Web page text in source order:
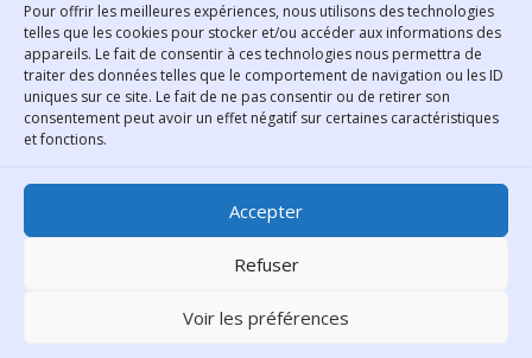
Pour offrir les meilleures expériences, nous utilisons des technologies
telles que les cookies pour stocker et/ou accéder aux informations des
appareils. Le fait de consentir à ces technologies nous permettra de
traiter des données telles que le comportement de navigation ou les ID
uniques sur ce site. Le fait de ne pas consentir ou de retirer son
consentement peut avoir un effet négatif sur certaines caractéristiques
et fonctions.
Accepter
Refuser
Voir les préférences
Bibliothèque municipale de
Lyon
30 Boulevard Vivier-Merle